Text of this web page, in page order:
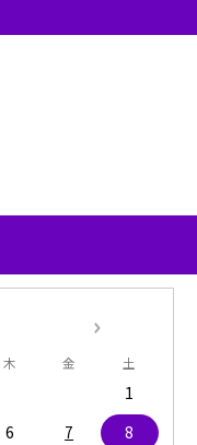
木 金 土
1
6 7
8